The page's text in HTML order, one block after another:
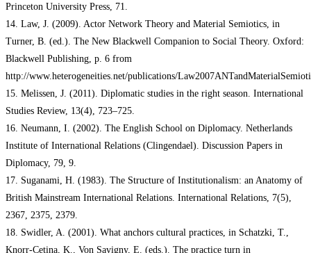
Princeton University Press, 71.
14. Law, J. (2009). Actor Network Theory and Material Semiotics, in
Turner, B. (ed.). The New Blackwell Companion to Social Theory. Oxford:
Blackwell Publishing, p. 6 from
http://www.heterogeneities.net/publications/
15. Melissen, J. (2011). Diplomatic studies in the right season. International
Studies Review, 13(4), 723–725.
16. Neumann, I. (2002). The English School on Diplomacy. Netherlands
Institute of International Relations (Clingendael). Discussion Papers in
Diplomacy, 79, 9.
17. Suganami, H. (1983). The Structure of Institutionalism: an Anatomy of
British Mainstream International Relations. International Relations, 7(5),
2367, 2375, 2379.
18. Swidler, A. (2001). What anchors cultural practices, in Schatzki, T.,
Knorr-Cetina, K., Von Savigny, E. (eds.). The practice turn in